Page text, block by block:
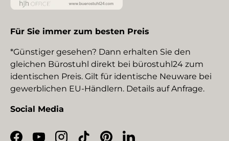
Für Sie immer zum besten Preis
*Günstiger gesehen? Dann erhalten Sie den
gleichen Bürostuhl direkt bei bürostuhl24 zum
identischen Preis. Gilt für identische Neuware bei
gewerblichen EU-Händlern. Details auf Anfrage.
Social Media